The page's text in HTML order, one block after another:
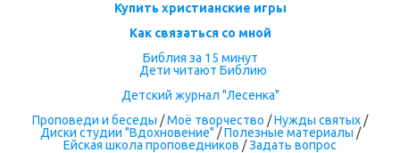
Перейти к содержимому
Купить христианские игры
Как связаться со мной
Библия за 15 минут
Дети читают Библию
Детский журнал "Лесенка"
Проповеди и беседы /Моё творчество /Нужды святых /
Диски студии "Вдохновение" /Полезные материалы /
Ейская школа проповедников /Задать вопрос